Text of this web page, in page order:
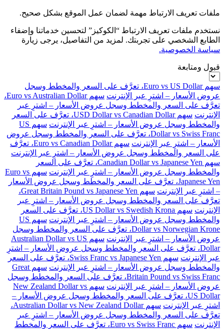
ملفات تعريف الارتباط مهمة لضمان عمل الموقع بشكل صحيح.
نستخدم ملفات تعريف الارتباط “الكوكيز” لتحسين خدماتنا وإضفاء
الطابع الشخصي على تجربتك. لمزيد من التفاصيل، يرجى زيارة
سياسة الخصوصية.
قبول ومتابعة
سهم Euro vs US Dollar، تعرَّف على السعر والمخطط وسجل
عروض الأسعار – اشترِ عبر الإنترنت
سهم Euro vs Australian Dollar،
تعرَّف على السعر والمخطط وسجل عروض الأسعار – اشترِ عبر
الإنترنت
سهم USD Dollar vs Canadian Dollar، تعرَّف على السعر
والمخطط وسجل عروض الأسعار – اشترِ عبر الإنترنت
سهم US
Dollar vs Swiss Franc، تعرَّف على السعر والمخطط وسجل عروض
الأسعار – اشترِ عبر الإنترنت
سهم Euro vs Canadian Dollar، تعرَّف
على السعر والمخطط وسجل عروض الأسعار – اشترِ عبر الإنترنت
سهم Canadian Dollar vs Japanese Yen، تعرَّف على السعر
والمخطط وسجل عروض الأسعار – اشترِ عبر الإنترنت
سهم Euro vs
Japanese Yen، تعرَّف على السعر والمخطط وسجل عروض الأسعار
– اشترِ عبر الإنترنت
سهم Great Britain Pound vs Japanese Yen،
تعرَّف على السعر والمخطط وسجل عروض الأسعار – اشترِ عبر
الإنترنت
سهم US Dollar vs Swedish Krona، تعرَّف على السعر
والمخطط وسجل عروض الأسعار – اشترِ عبر الإنترنت
سهم US
Dollar vs Norwegian Krone، تعرَّف على السعر والمخطط وسجل
عروض الأسعار – اشترِ عبر الإنترنت
سهم Australian Dollar vs US
Dollar، تعرَّف على السعر والمخطط وسجل عروض الأسعار – اشترِ
عبر الإنترنت
سهم Swiss Franc vs Japanese Yen، تعرَّف على السعر
والمخطط وسجل عروض الأسعار – اشترِ عبر الإنترنت
سهم Great
Britain Pound vs Swiss Franc، تعرَّف على السعر والمخطط وسجل
عروض الأسعار – اشترِ عبر الإنترنت
سهم New Zealand Dollar vs
US Dollar، تعرَّف على السعر والمخطط وسجل عروض الأسعار –
اشترِ عبر الإنترنت
سهم Australian Dollar vs New Zealand Dollar،
تعرَّف على السعر والمخطط وسجل عروض الأسعار – اشترِ عبر
الإنترنت
سهم Euro vs Swiss Franc، تعرَّف على السعر والمخطط